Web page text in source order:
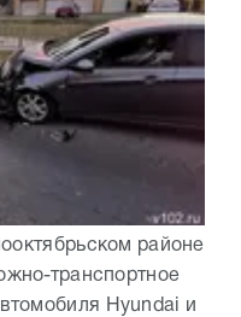
районе
транспортное
Hyundai и